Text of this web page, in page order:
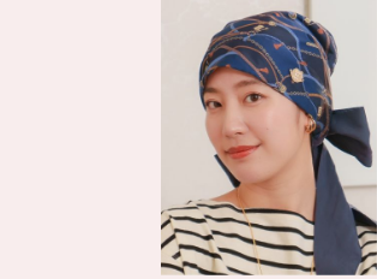
KISS MY LIFE 医療用帽子
ビンテージチェーン柄